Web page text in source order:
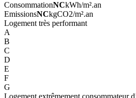
ConsommationNCkWh/m².an
EmissionsNCkgCO2/m².an
Logement très performant
A
B
C
D
E
F
G